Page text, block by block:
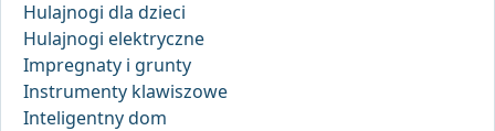
Hulajnogi dla dzieci
Hulajnogi elektryczne
Impregnaty i grunty
Instrumenty klawiszowe
Inteligentny dom